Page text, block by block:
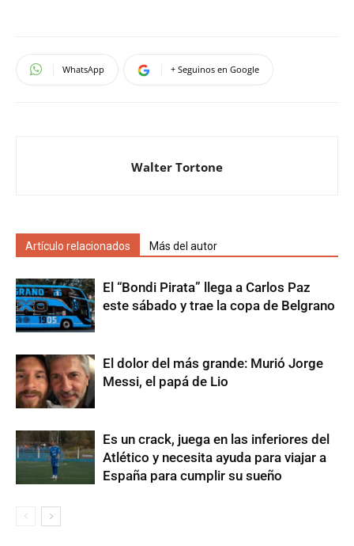
WhatsApp + Seguinos en Google
Walter Tortone
Artículo relacionados Más del autor
El “Bondi Pirata” llega a Carlos Paz
este sábado y trae la copa de Belgrano
El dolor del más grande: Murió Jorge
Messi, el papá de Lio
Es un crack, juega en las inferiores del
Atlético y necesita ayuda para viajar a
España para cumplir su sueño